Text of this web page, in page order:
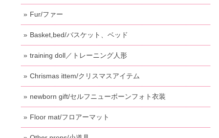
Fur/ファー
Basket,bed/バスケット、ベッド
training doll／トレーニング人形
Chrismas ittem/クリスマスアイテム
newborn gift/セルフニューボーンフォト衣装
Floor mat/フロアーマット